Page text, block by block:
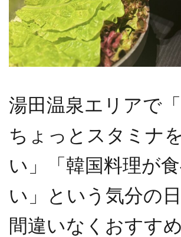
湯田温泉エリアで
ちょっとスタミナ
い」「韓国料理が
い」という気分の日
間違いなくおすす